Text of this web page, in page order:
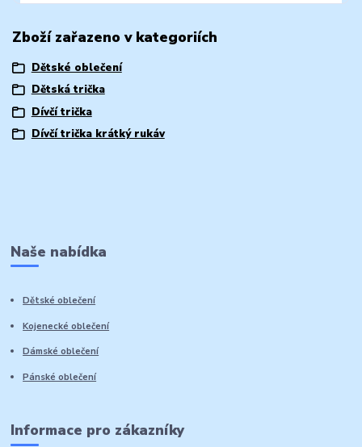
Zboží zařazeno v kategoriích
Dětské oblečení
Dětská trička
Dívčí trička
Dívčí trička krátký rukáv
Naše nabídka
Dětské oblečení
Kojenecké oblečení
Dámské oblečení
Pánské oblečení
Informace pro zákazníky